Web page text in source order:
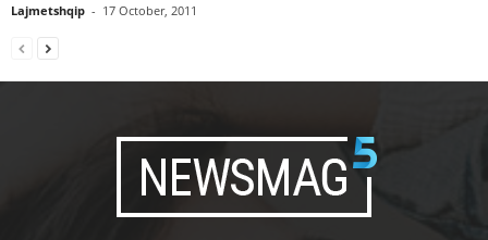
Lajmetshqip - 17 October, 2011